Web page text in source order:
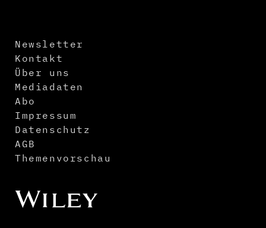
Newsletter
Kontakt
Über uns
Mediadaten
Abo
Impressum
Datenschutz
AGB
Themenvorschau